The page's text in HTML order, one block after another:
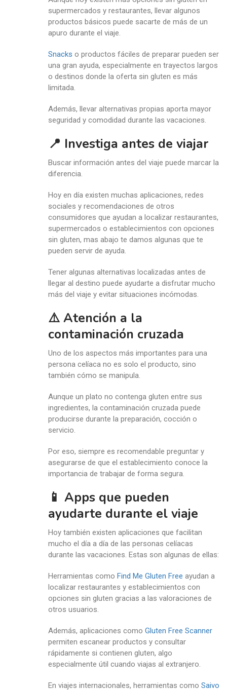
supermercados y restaurantes, llevar algunos
productos básicos puede sacarte de más de un
apuro durante el viaje.
Snacks o productos fáciles de preparar pueden ser
una gran ayuda, especialmente en trayectos largos
o destinos donde la oferta sin gluten es más
limitada.
Además, llevar alternativas propias aporta mayor
seguridad y comodidad durante las vacaciones.
📍 Investiga antes de viajar
Buscar información antes del viaje puede marcar la
diferencia.
Hoy en día existen muchas aplicaciones, redes
sociales y recomendaciones de otros
consumidores que ayudan a localizar restaurantes,
supermercados o establecimientos con opciones
sin gluten, mas abajo te damos algunas que te
pueden servir de ayuda.
Tener algunas alternativas localizadas antes de
llegar al destino puede ayudarte a disfrutar mucho
más del viaje y evitar situaciones incómodas.
⚠️ Atención a la
contaminación cruzada
Uno de los aspectos más importantes para una
persona celíaca no es solo el producto, sino
también cómo se manipula.
Aunque un plato no contenga gluten entre sus
ingredientes, la contaminación cruzada puede
producirse durante la preparación, cocción o
servicio.
Por eso, siempre es recomendable preguntar y
asegurarse de que el establecimiento conoce la
importancia de trabajar de forma segura.
📱 Apps que pueden
ayudarte durante el viaje
Hoy también existen aplicaciones que facilitan
mucho el día a día de las personas celíacas
durante las vacaciones. Estas son algunas de ellas:
Herramientas como Find Me Gluten Free ayudan a
localizar restaurantes y establecimientos con
opciones sin gluten gracias a las valoraciones de
otros usuarios.
Además, aplicaciones como Gluten Free Scanner
permiten escanear productos y consultar
rápidamente si contienen gluten, algo
especialmente útil cuando viajas al extranjero.
En viajes internacionales, herramientas como Saivo